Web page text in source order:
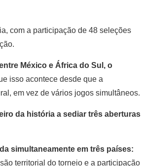
com a participação de 48 seleções
México e África do Sul, o
isso acontece desde que a
em vez de vários jogos simultâneos.
da história a sediar três aberturas
simultaneamente em três países:
territorial do torneio e a participação